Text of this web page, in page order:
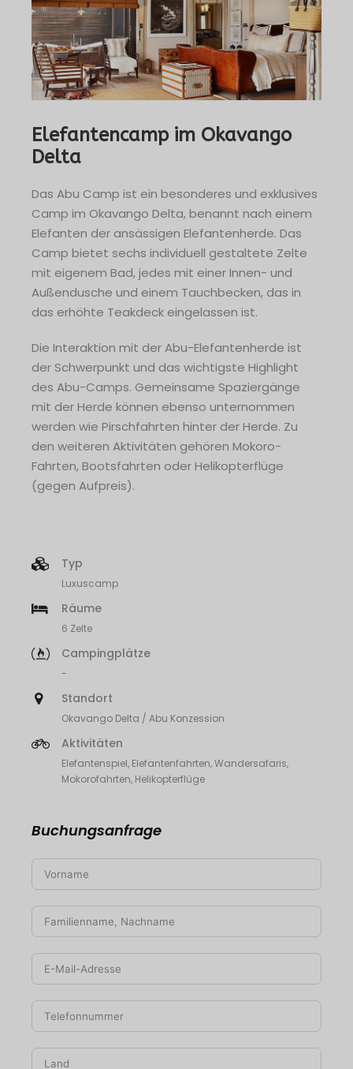
Elefantencamp im Okavango
Delta
Das Abu Camp ist ein besonderes und exklusives
Camp im Okavango Delta, benannt nach einem
Elefanten der ansässigen Elefantenherde. Das
Camp bietet sechs individuell gestaltete Zelte
mit eigenem Bad, jedes mit einer Innen- und
Außendusche und einem Tauchbecken, das in
das erhöhte Teakdeck eingelassen ist.
Die Interaktion mit der Abu-Elefantenherde ist
der Schwerpunkt und das wichtigste Highlight
des Abu-Camps. Gemeinsame Spaziergänge
mit der Herde können ebenso unternommen
werden wie Pirschfahrten hinter der Herde. Zu
den weiteren Aktivitäten gehören Mokoro-
Fahrten, Bootsfahrten oder Helikopterflüge
(gegen Aufpreis).
Typ
Luxuscamp
Räume
6 Zelte
Campingplätze
-
Standort
Okavango Delta / Abu Konzession
Aktivitäten
Elefantenspiel, Elefantenfahrten, Wandersafaris,
Mokorofahrten, Helikopterflüge
Buchungsanfrage